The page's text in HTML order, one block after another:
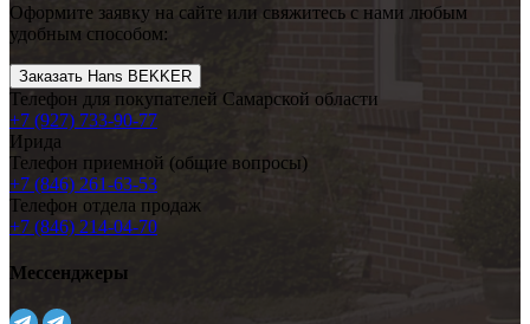
Оформите заявку на сайте или свяжитесь с нами любым
удобным способом:
Заказать Hans BEKKER
Телефон для покупателей Самарской области
+7 (927) 733-90-77
Ирида
Телефон приемной (общие вопросы)
+7 (846) 261-63-53
Телефон отдела продаж
+7 (846) 214-04-70
Мессенджеры